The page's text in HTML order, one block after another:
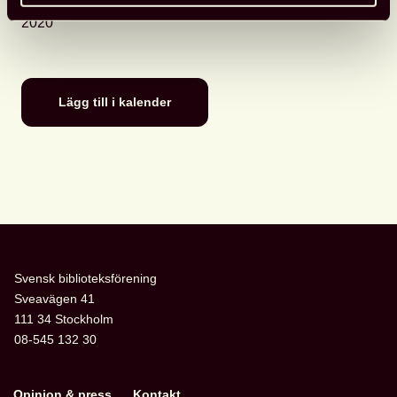
2020
Lägg till i kalender
Svensk biblioteksförening
Sveavägen 41
111 34 Stockholm
08-545 132 30
Opinion & press Kontakt